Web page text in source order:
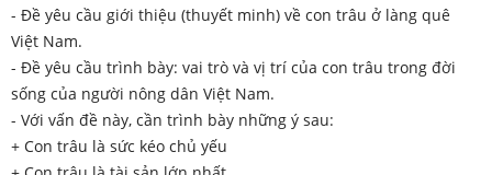
- Đề yêu cầu giới thiệu (thuyết minh) về con trâu ở làng quê
Việt Nam.
- Đề yêu cầu trình bày: vai trò và vị trí của con trâu trong đời
sống của người nông dân Việt Nam.
- Với vấn đề này, cần trình bày những ý sau:
+ Con trâu là sức kéo chủ yếu